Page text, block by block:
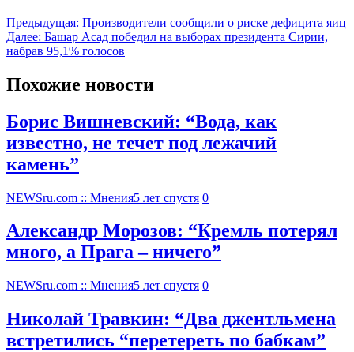
Предыдущая: Производители сообщили о риске дефицита яиц
Далее: Башар Асад победил на выборах президента Сирии,
набрав 95,1% голосов
Похожие новости
Борис Вишневский: “Вода, как
известно, не течет под лежачий
камень”
NEWSru.com :: Мнения5 лет спустя 0
Александр Морозов: “Кремль потерял
много, а Прага – ничего”
NEWSru.com :: Мнения5 лет спустя 0
Николай Травкин: “Два джентльмена
встретились “перетереть по бабкам”